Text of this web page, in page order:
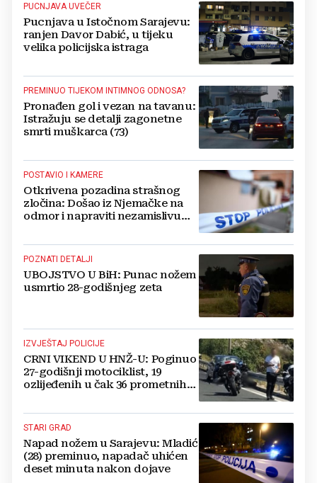
PUCNJAVA UVEČER
Pucnjava u Istočnom Sarajevu:
ranjen Davor Dabić, u tijeku
velika policijska istraga
PREMINUO TIJEKOM INTIMNOG ODNOSA?
Pronađen gol i vezan na tavanu:
Istražuju se detalji zagonetne
smrti muškarca (73)
POSTAVIO I KAMERE
Otkrivena pozadina strašnog
zločina: Došao iz Njemačke na
odmor i napraviti nezamislivu
POZNATI DETALJI
UBOJSTVO U BiH: Punac nožem
usmrtio 28-godišnjeg zeta
IZVJEŠTAJ POLICIJE
CRNI VIKEND U HNŽ-U: Poginuo
27-godišnji motociklist, 19
ozlijeđenih u čak 36 prometnih
STARI GRAD
Napad nožem u Sarajevu: Mladić
(28) preminuo, napadač uhićen
deset minuta nakon dojave